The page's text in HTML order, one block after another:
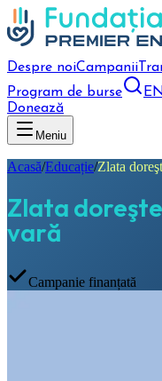
Despre noiCampanii
Program de burse
EN
Donează
Meniu
Acasă/Educație/Zlata
Zlata
vară
Campanie finanțată